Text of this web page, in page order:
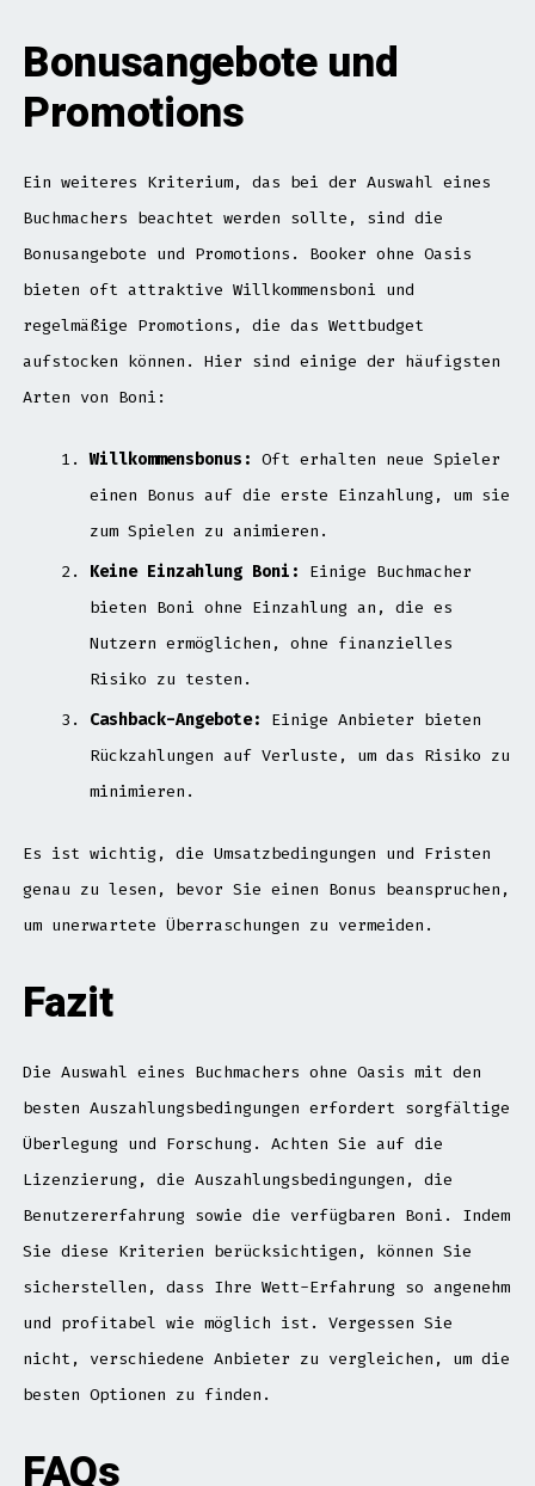
Bonusangebote und
Promotions
Ein weiteres Kriterium, das bei der Auswahl eines
Buchmachers beachtet werden sollte, sind die
Bonusangebote und Promotions. Booker ohne Oasis
bieten oft attraktive Willkommensboni und
regelmäßige Promotions, die das Wettbudget
aufstocken können. Hier sind einige der häufigsten
Arten von Boni:
Willkommensbonus: Oft erhalten neue Spieler
einen Bonus auf die erste Einzahlung, um sie
zum Spielen zu animieren.
Keine Einzahlung Boni:
Einige Buchmacher
bieten Boni ohne Einzahlung an, die es
Nutzern ermöglichen, ohne finanzielles
Risiko zu testen.
Cashback-Angebote:
Einige Anbieter bieten
Rückzahlungen auf Verluste, um das Risiko zu
minimieren.
Es ist wichtig, die Umsatzbedingungen und Fristen
genau zu lesen, bevor Sie einen Bonus beanspruchen,
um unerwartete Überraschungen zu vermeiden.
Fazit
Die Auswahl eines Buchmachers ohne Oasis mit den
besten Auszahlungsbedingungen erfordert sorgfältige
Überlegung und Forschung. Achten Sie auf die
Lizenzierung, die Auszahlungsbedingungen, die
Benutzererfahrung sowie die verfügbaren Boni. Indem
Sie diese Kriterien berücksichtigen, können Sie
sicherstellen, dass Ihre Wett-Erfahrung so angenehm
und profitabel wie möglich ist. Vergessen Sie
nicht, verschiedene Anbieter zu vergleichen, um die
besten Optionen zu finden.
FAQs